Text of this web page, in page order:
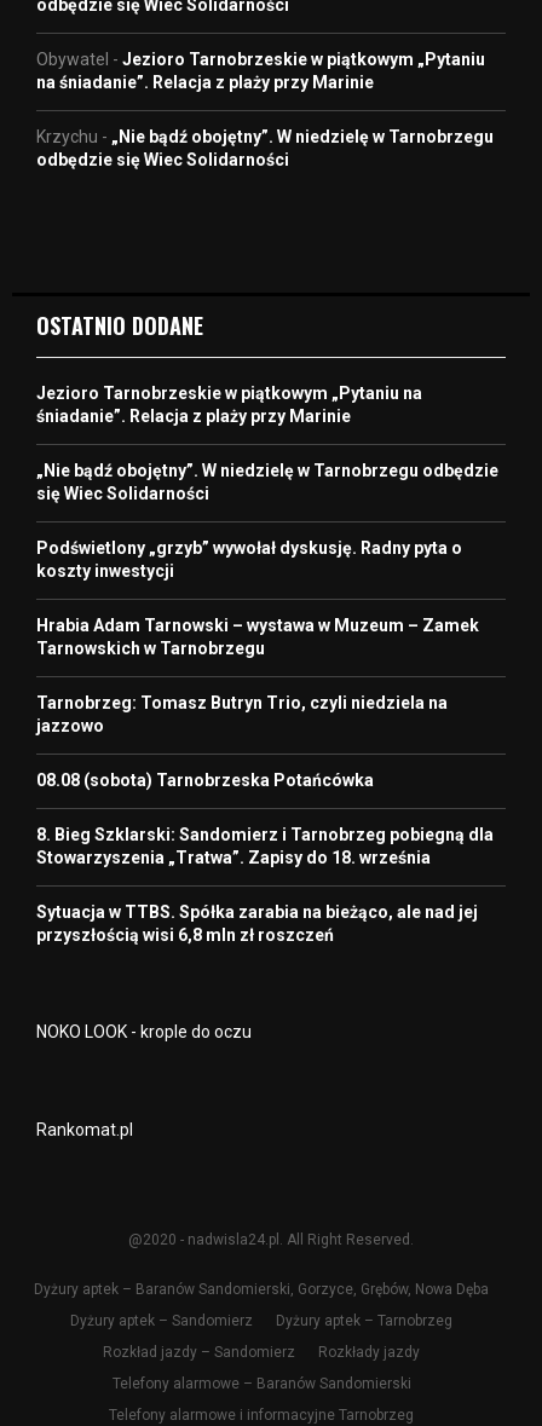
odbędzie się Wiec Solidarności
Obywatel - Jezioro Tarnobrzeskie w piątkowym „Pytaniu
na śniadanie”. Relacja z plaży przy Marinie
Krzychu - „Nie bądź obojętny”. W niedzielę w Tarnobrzegu
odbędzie się Wiec Solidarności
OSTATNIO DODANE
Jezioro Tarnobrzeskie w piątkowym „Pytaniu na
śniadanie”. Relacja z plaży przy Marinie
„Nie bądź obojętny”. W niedzielę w Tarnobrzegu odbędzie
się Wiec Solidarności
Podświetlony „grzyb” wywołał dyskusję. Radny pyta o
koszty inwestycji
Hrabia Adam Tarnowski – wystawa w Muzeum – Zamek
Tarnowskich w Tarnobrzegu
Tarnobrzeg: Tomasz Butryn Trio, czyli niedziela na
jazzowo
08.08 (sobota) Tarnobrzeska Potańcówka
8. Bieg Szklarski: Sandomierz i Tarnobrzeg pobiegną dla
Stowarzyszenia „Tratwa”. Zapisy do 18. września
Sytuacja w TTBS. Spółka zarabia na bieżąco, ale nad jej
przyszłością wisi 6,8 mln zł roszczeń
NOKO LOOK - krople do oczu
Rankomat.pl
@2020 - nadwisla24.pl. All Right Reserved.
Dyżury aptek – Baranów Sandomierski, Gorzyce, Grębów, Nowa Dęba
Dyżury aptek – Sandomierz
Dyżury aptek – Tarnobrzeg
Rozkład jazdy – Sandomierz
Rozkłady jazdy
Telefony alarmowe – Baranów Sandomierski
Telefony alarmowe i informacyjne Tarnobrzeg